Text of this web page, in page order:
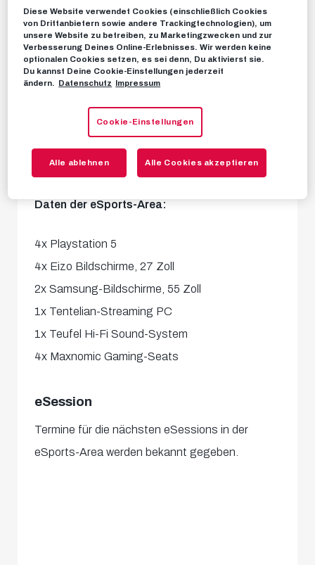
Bildschirmenund mit einer
besonderenGaming-HiFi-AnlagevonTeufel
Audiohabt ihr die Möglichkeit, auf
vierPS5 FIFA, die Fußballsimulation von EA
FC Red Bull Salzburg – Turniere oder Trainings
Profis unserer Roten Bullen mitdabeisind.
Daten der eSports-Area:
4x Playstation 5
4x Eizo Bildschirme, 27 Zoll
2x Samsung-Bildschirme, 55 Zoll
1x Tentelian-Streaming PC
1x Teufel Hi-Fi Sound-System
4x Maxnomic Gaming-Seats
eSession
Termine für die nächsten eSessions in der
eSports-Area werden bekannt gegeben.
Diese Website verwendet Cookies (einschließlich Cookies
von Drittanbietern sowie andere Trackingtechnologien), um
unsere Website zu betreiben, zu Marketingzwecken und zur
Verbesserung Deines Online-Erlebnisses. Wir werden keine
optionalen Cookies setzen, es sei denn, Du aktivierst sie.
Du kannst Deine Cookie-Einstellungen jederzeit
ändern. Datenschutz Impressum
Cookie-Einstellungen
Alle ablehnen Alle Cookies akzeptieren